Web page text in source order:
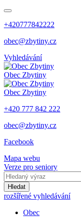
+420777842222
obec@zbytiny.cz
Vyhledávání
Obec Zbytiny
Obec Zbytiny
+420 777 842 222
obec@zbytiny.cz
Facebook
Mapa webu
Verze pro seniory
Hledat
rozšířené vyhledávání
Obec